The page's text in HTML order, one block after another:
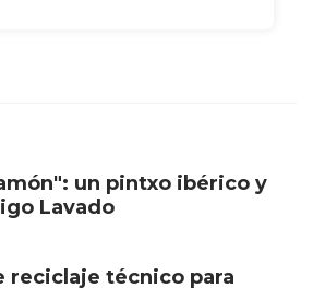
un pintxo ibérico y
Lavado
reciclaje técnico para